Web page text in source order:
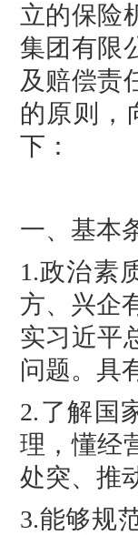
立的保险
集团有限
及赔偿责
的原则，
下：
一、基本
1.政治素
方、兴企
实习近平
问题。具
2.了解国
理，懂经
处突、推
3.能够规